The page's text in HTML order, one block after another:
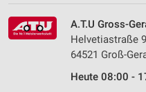
A.T.U Gross-
Helvetiastraße 9
64521 Groß-
Heute 08:00 -